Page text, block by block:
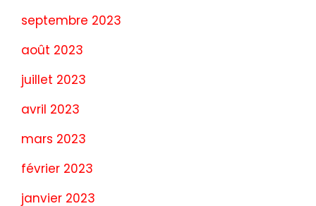
septembre 2023
août 2023
juillet 2023
avril 2023
mars 2023
février 2023
janvier 2023